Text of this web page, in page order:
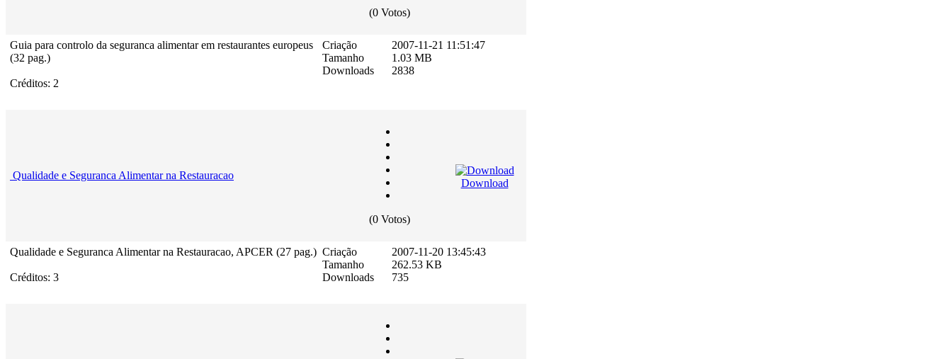
(0 Votos)
Guia para controlo da seguranca alimentar em restaurantes europeus
(32 pag.)
Créditos: 2
Criação
Tamanho
Downloads
2007-11-21 11:51:47
1.03 MB
2838
Qualidade e Seguranca Alimentar na Restauracao
(0 Votos)
Download
Qualidade e Seguranca Alimentar na Restauracao, APCER (27 pag.)
Créditos: 3
Criação
Tamanho
Downloads
2007-11-20 13:45:43
262.53 KB
735